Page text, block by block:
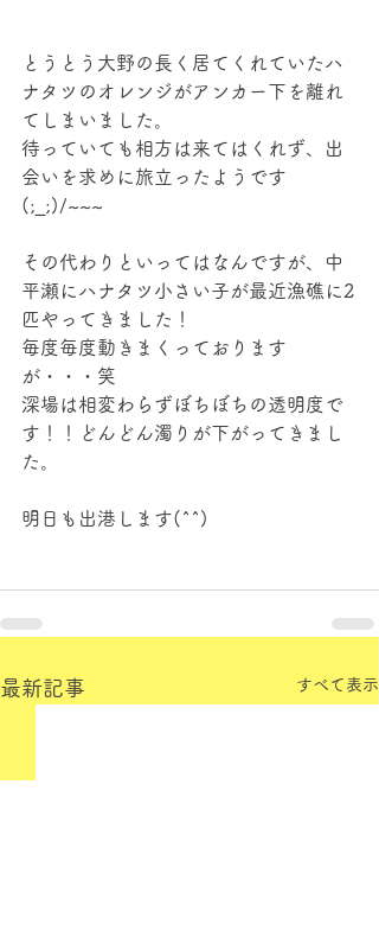
とうとう大野の長く居てくれていたハ
ナタツのオレンジがアンカー下を離れ
てしまいました。
待っていても相方は来てはくれず、出
会いを求めに旅立ったようです
(;_;)/~~~
その代わりといってはなんですが、中
平瀬にハナタツ小さい子が最近漁礁に2
匹やってきました！
毎度毎度動きまくっております
が・・・笑
深場は相変わらずぼちぼちの透明度で
す！！どんどん濁りが下がってきまし
た。
明日も出港します(^^)
最新記事 すべて表示